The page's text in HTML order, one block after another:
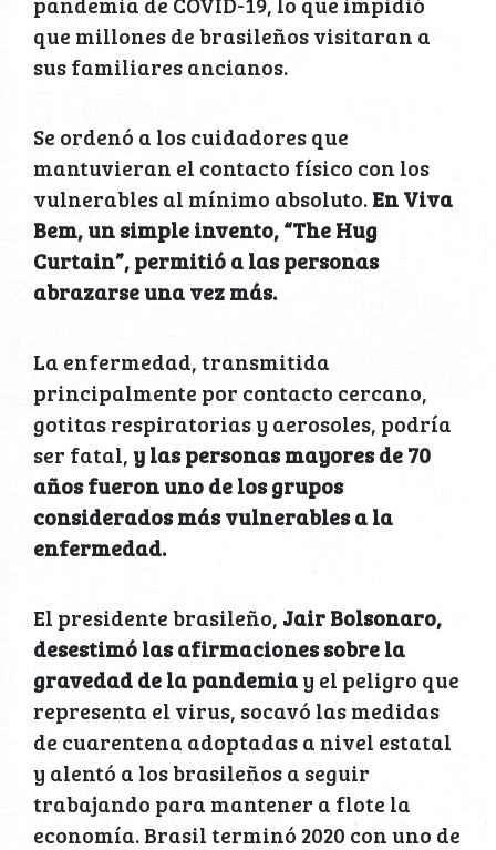
que millones de brasileños visitaran a
sus familiares ancianos.
Se ordenó a los cuidadores que
mantuvieran el contacto físico con los
vulnerables al mínimo absoluto.En Viva
Bem, un simple invento, “The Hug
Curtain”, permitió a las personas
abrazarse una vez más.
La enfermedad, transmitida
principalmente por contacto cercano,
gotitas respiratorias y aerosoles, podría
ser fatal, y las personas mayores de 70
años fueron uno de los grupos
considerados más vulnerables a la
enfermedad.
El presidente brasileño, Jair Bolsonaro,
desestimó las afirmaciones sobre la
gravedad de la pandemiay el peligro que
representa el virus, socavó las medidas
de cuarentena adoptadas a nivel estatal
y alentó a los brasileños a seguir
trabajando para mantener a flote la
economía. Brasil terminó 2020 con uno de